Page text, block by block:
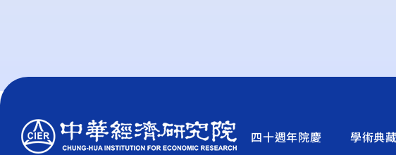
四十週年院慶 學術典藏